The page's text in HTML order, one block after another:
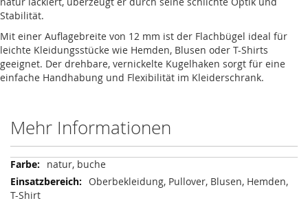
Stabilität.
Mit einer Auflagebreite von 12 mm ist der Flachbügel ideal für
leichte Kleidungsstücke wie Hemden, Blusen oder T-Shirts
geeignet. Der drehbare, vernickelte Kugelhaken sorgt für eine
einfache Handhabung und Flexibilität im Kleiderschrank.
Mehr Informationen
Mehr
Informationen
natur, buche
Oberbekleidung, Pullover, Blusen, Hemden,
T-Shirt